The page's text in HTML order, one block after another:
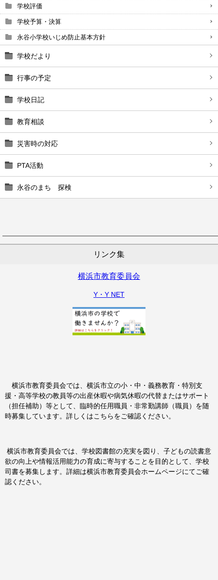
学校評価
学校予算・決算
永谷小学校いじめ防止基本方針
学校だより
行事の予定
学校日記
教育相談
災害時の対応
PTA活動
永谷のまち 探検
リンク集
横浜市教育委員会
Y・Y NET
横浜市教育委員会では、横浜市立の小・中・義務教育・特別支
援・高等学校の教員等の出産休暇や病気休暇の代替またはサポート
（担任補助）等として、臨時的任用職員・非常勤講師（職員）を随
時募集しています。詳しくはこちらをご確認ください。
横浜市教育委員会では、学校図書館の充実を図り、子どもの読書意
欲の向上や情報活用能力の育成に寄与することを目的として、学校
司書を募集します。詳細は横浜市教育委員会ホームページにてご確
認ください。